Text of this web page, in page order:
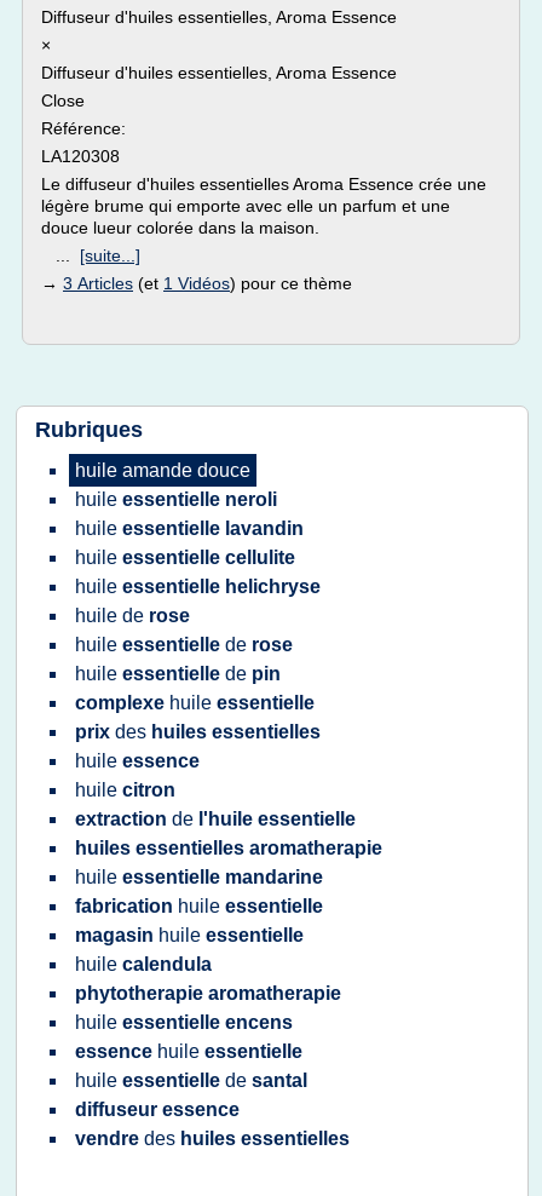
Diffuseur d'huiles essentielles, Aroma Essence
×
Diffuseur d'huiles essentielles, Aroma Essence
Close
Référence:
LA120308
Le diffuseur d'huiles essentielles Aroma Essence crée une
légère brume qui emporte avec elle un parfum et une
douce lueur colorée dans la maison.
[suite...]
→ 3 Articles (et 1 Vidéos) pour ce thème
Rubriques
huile amande douce
huile essentielle neroli
huile essentielle lavandin
huile essentielle cellulite
huile essentielle helichryse
huile de rose
huile essentielle de rose
huile essentielle de pin
complexe huile essentielle
prix des huiles essentielles
huile essence
huile citron
extraction de l'huile essentielle
huiles essentielles aromatherapie
huile essentielle mandarine
fabrication huile essentielle
magasin huile essentielle
huile calendula
phytotherapie aromatherapie
huile essentielle encens
essence huile essentielle
huile essentielle de santal
diffuseur essence
vendre des huiles essentielles